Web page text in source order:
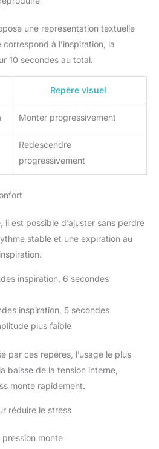
la
OPTIMAL & UTILISATION SIMPLE
à domicile. Mise en route en
démarrez et suivez le
🥇RECOMMANDÉ PAR LES
périnéale, le traitement du
la santé pelvique.
une représentation textuelle
à l’inspiration, la
10 secondes au total.
Repère visuel
Monter progressivement
Redescendre
progressivement
il est possible d’ajuster sans perdre
stable et une expiration au
inspiration, 6 secondes
inspiration, 5 secondes
plus faible
par ces repères, l’usage le plus
baisse de la tension interne,
monte rapidement.
réduire le stress
monte